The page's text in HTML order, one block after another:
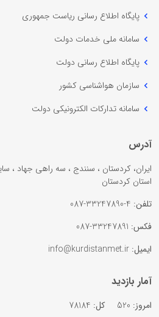
پایگاه اطلاع رسانی ریاست جمهوری
سامانه ملی خدمات دولت
پایگاه اطلاع رسانی دولت
سازمان هواشناسی کشور
سامانه تدارکات الکترونیکی دولت
آدرس
ایران، کردستان ، سنندج ، سه راهی جهاد ،
استان کردستان
تلفن:
فکس:
ایمیل:
آمار بازدید
امروز: کل: